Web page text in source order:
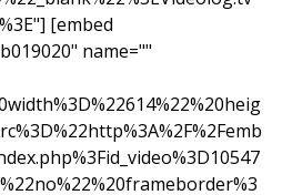
[embed
name=""